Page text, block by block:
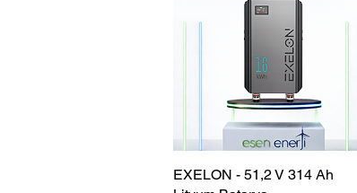
Hızlı Bakış
EXELON - 51,2 V 314 Ah